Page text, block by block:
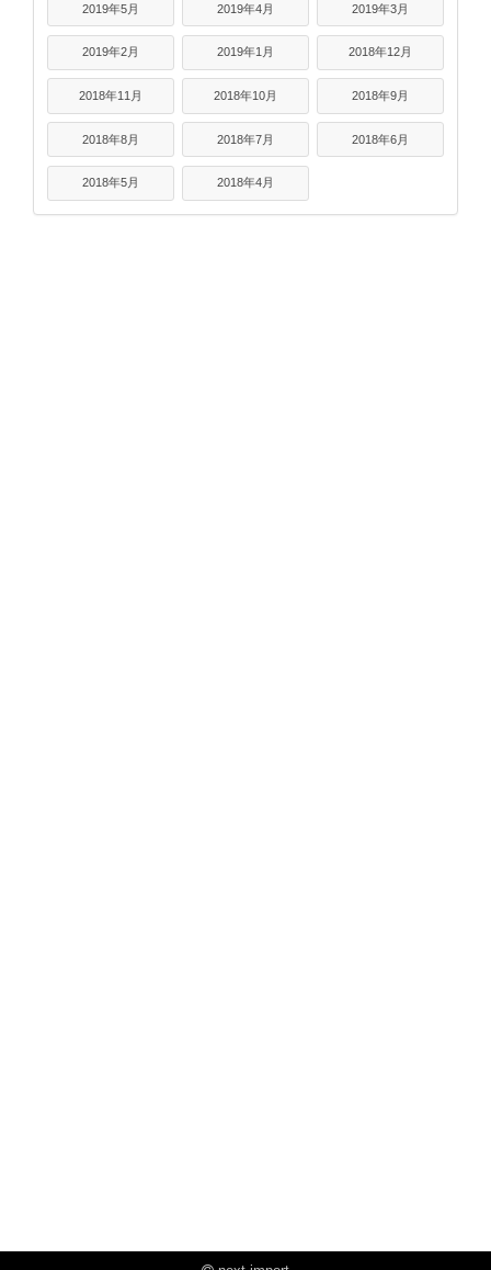
2019年5月 2019年4月 2019年3月
2019年2月 2019年1月 2018年12月
2018年11月 2018年10月 2018年9月
2018年8月 2018年7月 2018年6月
2018年5月 2018年4月